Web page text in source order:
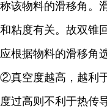
称该物料的滑移角。
和粘度有关。故双锥
应根据物料的滑移角
②真空度越高，越利
度过高则不利于热传